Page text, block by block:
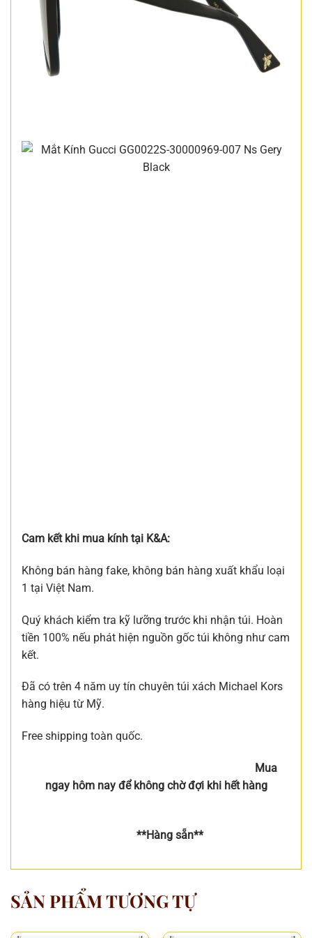
Cam kết khi mua kính tại K&A:
Không bán hàng fake, không bán hàng xuất khẩu loại
1 tại Việt Nam.
Quý khách kiểm tra kỹ lưỡng trước khi nhận túi. Hoàn
tiền 100% nếu phát hiện nguồn gốc túi không như cam
kết.
Đã có trên 4 năm uy tín chuyên túi xách Michael Kors
hàng hiệu từ Mỹ.
Free shipping toàn quốc.
Mua
ngay hôm nay để không chờ đợi khi hết hàng
**Hàng sẵn**
SẢN PHẨM TƯƠNG TỰ